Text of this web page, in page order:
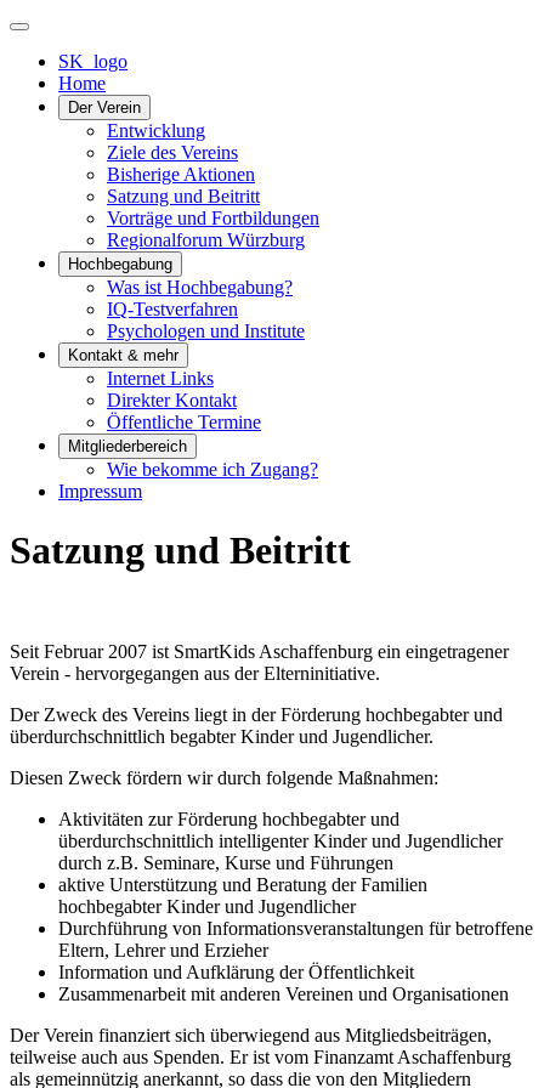
SK_logo
Home
Der Verein
Entwicklung
Ziele des Vereins
Bisherige Aktionen
Satzung und Beitritt
Vorträge und Fortbildungen
Regionalforum Würzburg
Hochbegabung
Was ist Hochbegabung?
IQ-Testverfahren
Psychologen und Institute
Kontakt & mehr
Internet Links
Direkter Kontakt
Öffentliche Termine
Mitgliederbereich
Wie bekomme ich Zugang?
Impressum
Satzung und Beitritt
Seit Februar 2007 ist SmartKids Aschaffenburg ein eingetragener
Verein - hervorgegangen aus der Elterninitiative.
Der Zweck des Vereins liegt in der Förderung hochbegabter und
überdurchschnittlich begabter Kinder und Jugendlicher.
Diesen Zweck fördern wir durch folgende Maßnahmen:
Aktivitäten zur Förderung hochbegabter und
überdurchschnittlich intelligenter Kinder und Jugendlicher
durch z.B. Seminare, Kurse und Führungen
aktive Unterstützung und Beratung der Familien
hochbegabter Kinder und Jugendlicher
Durchführung von Informationsveranstaltungen für betroffene
Eltern, Lehrer und Erzieher
Information und Aufklärung der Öffentlichkeit
Zusammenarbeit mit anderen Vereinen und Organisationen
Der Verein finanziert sich überwiegend aus Mitgliedsbeiträgen,
teilweise auch aus Spenden. Er ist vom Finanzamt Aschaffenburg
als gemeinnützig anerkannt, so dass die von den Mitgliedern